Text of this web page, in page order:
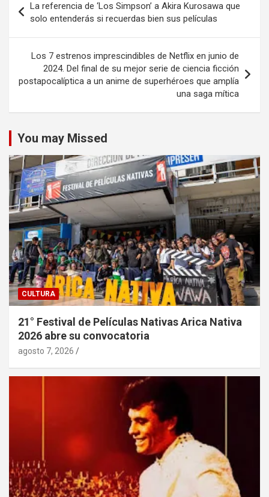
de
entradas
La referencia de ‘Los Simpson’ a Akira Kurosawa que
solo entenderás si recuerdas bien sus películas
Los 7 estrenos imprescindibles de Netflix en junio de
2024. Del final de su mejor serie de ciencia ficción
postapocalíptica a un anime de superhéroes que amplía
una saga mítica
You may Missed
CULTURA
21° Festival de Películas Nativas Arica Nativa
2026 abre su convocatoria
agosto 7, 2026